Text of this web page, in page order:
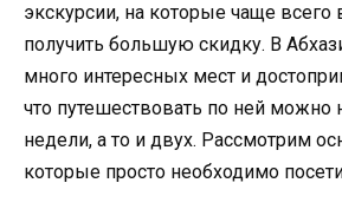
экскурсии, на которые чаще
получить большую скидку. В
много интересных мест и
что путешествовать по ней можно
недели, а то и двух. Рассмотрим
которые просто необходимо